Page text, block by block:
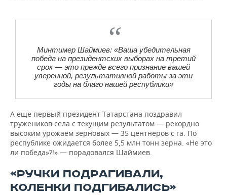
Минтимер Шаймиев: «Ваша убедительная
победа на президентских выборах на третий
срок — это прежде всего признание вашей
уверенной, результативной работы за эти
годы на благо нашей республики»
А еще первый президент Татарстана поздравил
тружеников села с текущим результатом — рекордно
высоким урожаем зерновых — 35 центнеров с га. По
республике ожидается более 5,5 млн тонн зерна. «Не это
ли победа»?!» — порадовался Шаймиев.
«РУЧКИ ПОДРАГИВАЛИ,
КОЛЕНКИ ПОДГИБАЛИСЬ»